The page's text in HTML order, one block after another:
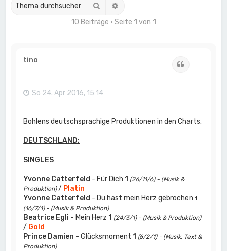
Suche
10 Beiträge • Seite 1 von 1
tino
So 24. Apr 2016, 15:14
Bohlens deutschsprachige Produktionen in den Charts.
DEUTSCHLAND:
SINGLES
Yvonne Catterfeld - Für Dich 1 (26/11/6) - (Musik &
Produktion)/ Platin
Yvonne Catterfeld - Du hast mein Herz gebrochen1
(16/7/1) - (Musik & Produktion)
Beatrice Egli - Mein Herz 1 (24/3/1) - (Musik & Produktion)
/ Gold
Prince Damien - Glücksmoment 1 (6/2/1) - (Musik, Text &
Produktion)